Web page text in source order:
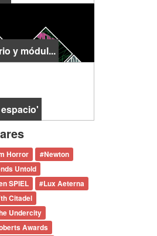
y módul...
Horror #Newton
Untold
SPIEL #Lux Aeterna
Citadel
Undercity
Awards